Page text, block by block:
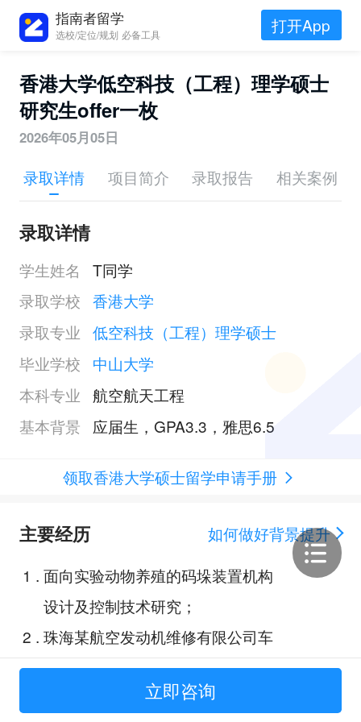
指南者留学
选校/定位/规划 必备工具 打开App
香港大学低空科技（工程）理学硕士
研究生offer一枚
2026年05月05日
录取详情 项目简介 录取报告 相关案例
录取详情
学生姓名
T同学
录取学校 香港大学
录取专业 低空科技（工程）理学硕士
毕业学校
中山大学
本科专业 航空航天工程
基本背景
应届生，GPA3.3，雅思6.5
领取香港大学硕士留学申请手册
主要经历
如何做好背景提升
1 . 面向实验动物养殖的码垛装置机构
设计及控制技术研究；
2 . 珠海某航空发动机维修有限公司车
间工程部助理工程师；
中国移动广东某公司人工智能开发
立即咨询